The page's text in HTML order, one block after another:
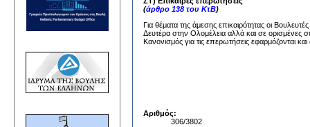
(άρθρο 138 του ΚτΒ)
Για θέματα της άμεσης επικαιρότητας οι
Δευτέρα στην Ολομέλεια αλλά και σε ορισμένες
Κανονισμός για τις επερωτήσεις εφαρμόζονται
Αριθμός:
306/3802